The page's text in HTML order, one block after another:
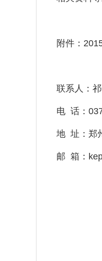
附件：
联系人：
电 话：
地 址：郑
邮 箱：